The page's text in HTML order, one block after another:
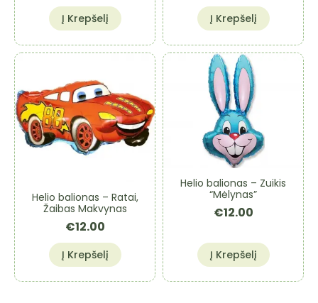
Į Krepšelį Į Krepšelį
Helio balionas – Ratai,
Žaibas Makvynas
€12.00
Į Krepšelį
Helio balionas – Zuikis
“Mėlynas”
€12.00
Į Krepšelį